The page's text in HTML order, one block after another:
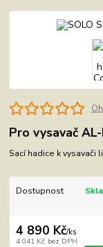
Pro vysavač
Sací hadice k vysavači
Dostupnost
4 890 Kč/ks
4 041 Kč bez DPH